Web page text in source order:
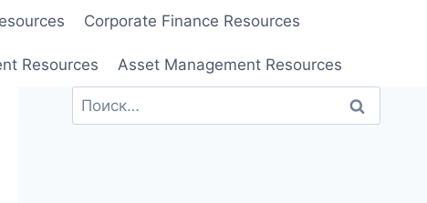
Corporate Finance Resources
Resources Asset Management Resources
Найти: